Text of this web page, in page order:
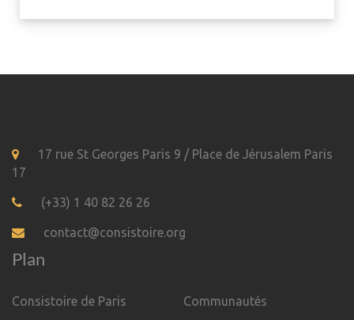
17 rue St Georges Paris 9 / Place de Jérusalem Paris
17
(+33) 1 40 82 26 26
contact@consistoire.org
Plan
Consistoire de Paris Communautés